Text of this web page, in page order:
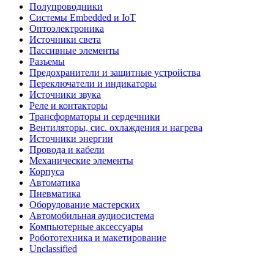
Полупроводники
Системы Embedded и IoT
Oптоэлектроника
Источники света
Пассивные элементы
Разъeмы
Предохранители и защитные устройства
Переключатели и индикаторы
Источники звука
Реле и контакторы
Трансформаторы и сердечники
Вентиляторы, сис. охлаждения и нагрева
Источники энергии
Провода и кабели
Механические элементы
Корпуса
Автоматика
Пневматика
Оборудование мастерских
Автомобильная аудиосистема
Компьютерные аксессуары
Робототехника и макетирование
Unclassified